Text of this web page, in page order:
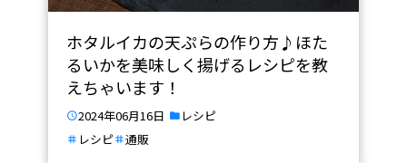
ホタルイカの天ぷらの作り方♪ほた
るいかを美味しく揚げるレシピを教
えちゃいます！
2024年06月16日
レシピ
レシピ
通販